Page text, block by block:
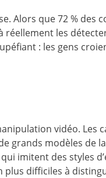
Alors que 72 % des
réellement les
: les gens
vidéo. Les
grands modèles de
imitent des styles
plus difficiles à